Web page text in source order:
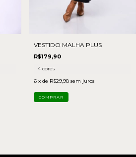
VESTIDO MALHA PLUS
R$179,90
4 cores
6 x de R$29,98 sem juros
COMPRAR